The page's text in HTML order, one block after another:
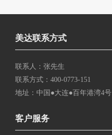
美达联系方式
联系人：张先生
联系方式：400-0773-151
地址：中国●大连●百年港湾4号
客户服务